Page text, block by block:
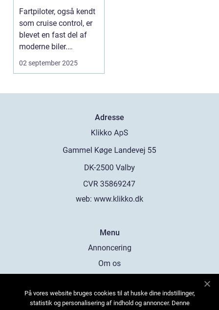
sikkerhed
Fartpiloter, også kendt
som cruise control, er
blevet en fast del af
moderne biler.
Systemet g...
02 september 2025
Adresse
web: www.klikko.dk
Menu
Annoncering
Om os
Kontakt os
På vores website bruges cookies til at huske dine indstillinger,
statistik og personalisering af indhold og annoncer. Denne